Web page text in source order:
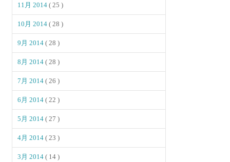
11月 2014( 25 )
10月 2014( 28 )
9月 2014( 28 )
8月 2014( 28 )
7月 2014( 26 )
6月 2014( 22 )
5月 2014( 27 )
4月 2014( 23 )
3月 2014( 14 )